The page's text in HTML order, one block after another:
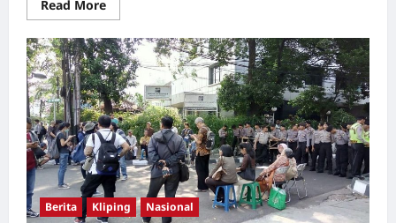
Read MoreRead
more
Negara
Segera
Usut
Tuntas
Dalang
Penyerangan
Kantor
YLBHI
dan
Tuntaskan
Kasus
Pelanggaran
HAM
Berat
1965/66
Berita Kliping Nasional